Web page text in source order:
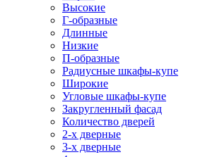
Высокие
Г-образные
Длинные
Низкие
П-образные
Радиусные шкафы-купе
Широкие
Угловые шкафы-купе
Закругленный фасад
Количество дверей
2-х дверные
3-х дверные